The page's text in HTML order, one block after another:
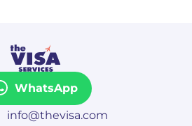
WhatsApp
info@thevisa.com